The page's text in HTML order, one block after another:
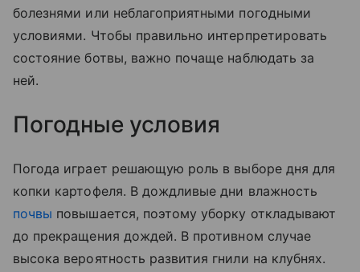
болезнями или неблагоприятными погодными
условиями. Чтобы правильно интерпретировать
состояние ботвы, важно почаще наблюдать за
ней.
Погодные условия
Погода играет решающую роль в выборе дня для
копки картофеля. В дождливые дни влажность
почвы повышается, поэтому уборку откладывают
до прекращения дождей. В противном случае
высока вероятность развития гнили на клубнях.